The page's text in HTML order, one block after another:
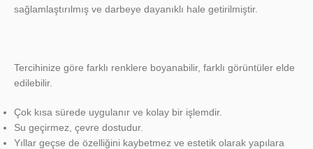
sağlamlaştırılmış ve darbeye dayanıklı hale getirilmiştir.
Tercihinize göre farklı renklere boyanabilir, farklı görüntüler elde
edilebilir.
Çok kısa sürede uygulanır ve kolay bir işlemdir.
Su geçirmez, çevre dostudur.
Yıllar geçse de özelliğini kaybetmez ve estetik olarak yapılara